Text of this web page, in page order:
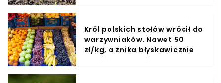
Król polskich stołów wrócił do
warzywniaków. Nawet 50
zł/kg, a znika błyskawicznie